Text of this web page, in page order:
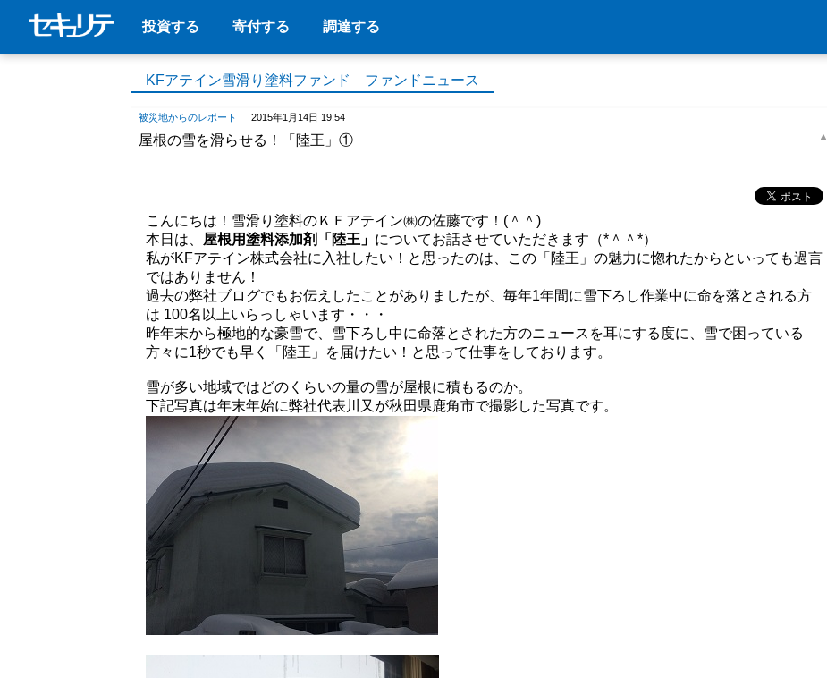
投資する 寄付する 調達する
KFアテイン雪滑り塗料ファンド ファンドニュース
被災地からのレポート 2015年1月14日 19:54
屋根の雪を滑らせる！「陸王」①
こんにちは！雪滑り塗料のＫＦアテイン㈱の佐藤です！ ( ＾＾ )
本日は、 屋根用塗料添加剤「陸王」 についてお話させていただきます（* ＾＾ *）
私がKFアテイン株式会社に入社したい！と思ったのは、この「陸王」の魅力に惚れたからといっても過言
ではありません！
過去の弊社ブログでもお伝えしたことがありましたが、毎年1年間に雪下ろし作業中に命を落とされる方
は 100名以上いらっしゃいます・・・
昨年末から極地的な豪雪で、雪下ろし中に命落とされた方のニュースを耳にする度に、雪で困っている
方々に1秒でも早く「陸王」を届けたい！と思って仕事をしております。
雪が多い地域ではどのくらいの量の雪が屋根に積もるのか。
下記写真は年末年始に弊社代表川又が秋田県鹿角市で撮影した写真です。